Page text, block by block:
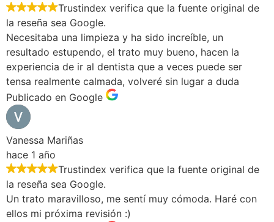
Trustindex verifica que la fuente original de
la reseña sea Google.
Necesitaba una limpieza y ha sido increíble, un
resultado estupendo, el trato muy bueno, hacen la
experiencia de ir al dentista que a veces puede ser
tensa realmente calmada, volveré sin lugar a duda
Publicado en Google
Vanessa Mariñas
hace 1 año
Trustindex verifica que la fuente original de
la reseña sea Google.
Un trato maravilloso, me sentí muy cómoda. Haré con
ellos mi próxima revisión :)